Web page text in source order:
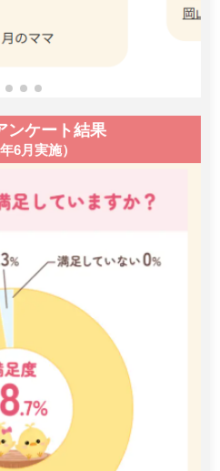
ンケート結果
6月実施）